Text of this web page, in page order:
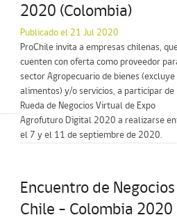
2020 (Colombia)
Publicado el 21 Jul 2020
ProChile invita a empresas chilenas,
cuenten con oferta como proveedor
sector Agropecuario de bienes (excluye
alimentos) y/o servicios, a participar de
Rueda de Negocios Virtual de Expo
Agrofuturo Digital 2020 a realizarse
el 7 y el 11 de septiembre de 2020.
Encuentro de Negocios
Chile – Colombia 2020